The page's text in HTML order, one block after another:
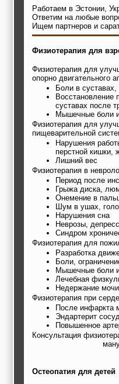
Работаем в Эстонии,
Ответим на любые
Ищем партнеров и
Физиотерапия для
Физиотерапия для
опорно двигательного
Боли в суставах,
Восстановление
суставах после
Мышечные боли
Физиотерапия для
пищеварительной
Нарушения
перстной кишки,
Лишний вес
Физиотерапия в
Период после
Грыжа диска,
Онемение в
Шум в ушах,
Нарушения сна
Неврозы,
Синдром
Физиотерапия для
Разработка
Боли,
Мышечные боли
Лечебная
Недержание мочи
Физиотерапия при
После инфаркта
Эндартерит
Повышенное
Консультация
Остеопатия для детей